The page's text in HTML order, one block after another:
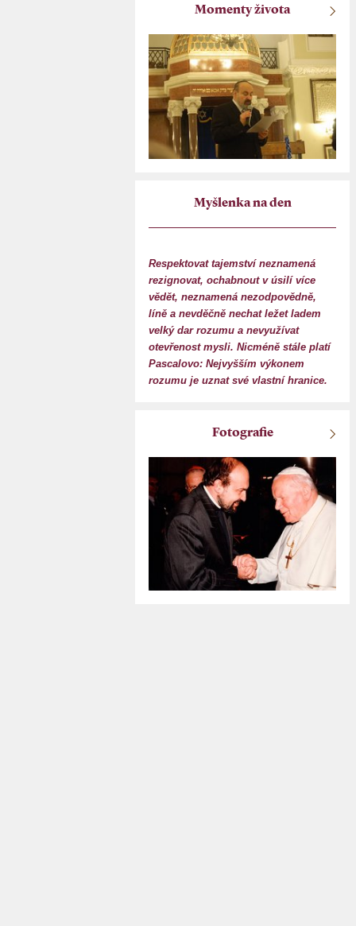
Momenty života
Myšlenka na den
Respektovat tajemství neznamená
rezignovat, ochabnout v úsilí více
vědět, neznamená nezodpovědně,
líně a nevděčně nechat ležet ladem
velký dar rozumu a nevyužívat
otevřenost mysli. Nicméně stále platí
Pascalovo: Nejvyšším výkonem
rozumu je uznat své vlastní hranice.
Fotografie